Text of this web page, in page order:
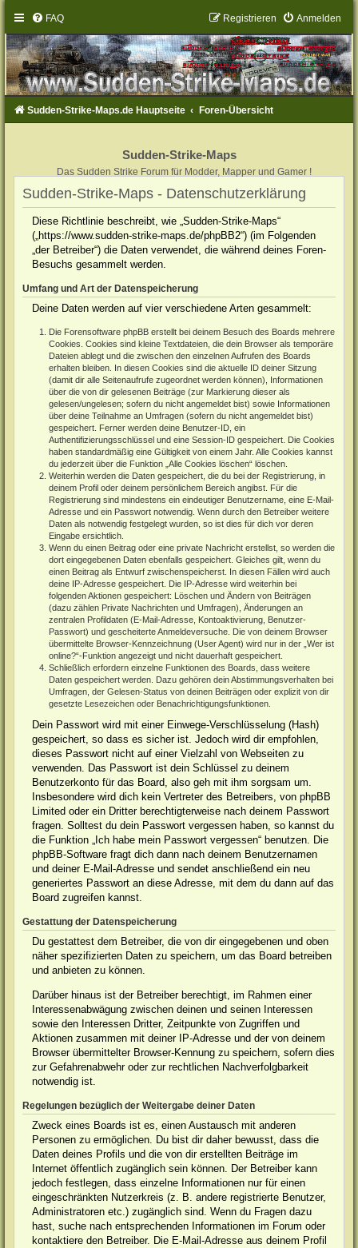
FAQ Anmelden
Registrieren
Sudden-Strike-Maps.de Hauptseite Foren-Übersicht
Sudden-Strike-Maps
Das Sudden Strike Forum für Modder, Mapper und Gamer !
Sudden-Strike-Maps - Datenschutzerklärung
Diese Richtlinie beschreibt, wie „Sudden-Strike-Maps“
(„https://www.sudden-strike-maps.de/phpBB2“) (im Folgenden
„der Betreiber“) die Daten verwendet, die während deines Foren-
Besuchs gesammelt werden.
Umfang und Art der Datenspeicherung
Deine Daten werden auf vier verschiedene Arten gesammelt:
Die Forensoftware phpBB erstellt bei deinem Besuch des Boards mehrere
Cookies. Cookies sind kleine Textdateien, die dein Browser als temporäre
Dateien ablegt und die zwischen den einzelnen Aufrufen des Boards
erhalten bleiben. In diesen Cookies sind die aktuelle ID deiner Sitzung
(damit dir alle Seitenaufrufe zugeordnet werden können), Informationen
über die von dir gelesenen Beiträge (zur Markierung dieser als
gelesen/ungelesen; sofern du nicht angemeldet bist) sowie Informationen
über deine Teilnahme an Umfragen (sofern du nicht angemeldet bist)
gespeichert. Ferner werden deine Benutzer-ID, ein
Authentifizierungsschlüssel und eine Session-ID gespeichert. Die Cookies
haben standardmäßig eine Gültigkeit von einem Jahr. Alle Cookies kannst
du jederzeit über die Funktion „Alle Cookies löschen“ löschen.
Weiterhin werden die Daten gespeichert, die du bei der Registrierung, in
deinem Profil oder deinem persönlichem Bereich angibst. Für die
Registrierung sind mindestens ein eindeutiger Benutzername, eine E-Mail-
Adresse und ein Passwort notwendig. Wenn durch den Betreiber weitere
Daten als notwendig festgelegt wurden, so ist dies für dich vor deren
Eingabe ersichtlich.
Wenn du einen Beitrag oder eine private Nachricht erstellst, so werden die
dort eingegebenen Daten ebenfalls gespeichert. Gleiches gilt, wenn du
einen Beitrag als Entwurf zwischenspeicherst. In diesen Fällen wird auch
deine IP-Adresse gespeichert. Die IP-Adresse wird weiterhin bei
folgenden Aktionen gespeichert: Löschen und Ändern von Beiträgen
(dazu zählen Private Nachrichten und Umfragen), Änderungen an
zentralen Profildaten (E-Mail-Adresse, Kontoaktivierung, Benutzer-
Passwort) und gescheiterte Anmeldeversuche. Die von deinem Browser
übermittelte Browser-Kennzeichnung (User Agent) wird nur in der „Wer ist
online?“-Funktion angezeigt und nicht dauerhaft gespeichert.
Schließlich erfordern einzelne Funktionen des Boards, dass weitere
Daten gespeichert werden. Dazu gehören dein Abstimmungsverhalten bei
Umfragen, der Gelesen-Status von deinen Beiträgen oder explizit von dir
gesetzte Lesezeichen oder Benachrichtigungsfunktionen.
Dein Passwort wird mit einer Einwege-Verschlüsselung (Hash)
gespeichert, so dass es sicher ist. Jedoch wird dir empfohlen,
dieses Passwort nicht auf einer Vielzahl von Webseiten zu
verwenden. Das Passwort ist dein Schlüssel zu deinem
Benutzerkonto für das Board, also geh mit ihm sorgsam um.
Insbesondere wird dich kein Vertreter des Betreibers, von phpBB
Limited oder ein Dritter berechtigterweise nach deinem Passwort
fragen. Solltest du dein Passwort vergessen haben, so kannst du
die Funktion „Ich habe mein Passwort vergessen“ benutzen. Die
phpBB-Software fragt dich dann nach deinem Benutzernamen
und deiner E-Mail-Adresse und sendet anschließend ein neu
generiertes Passwort an diese Adresse, mit dem du dann auf das
Board zugreifen kannst.
Gestattung der Datenspeicherung
Du gestattest dem Betreiber, die von dir eingegebenen und oben
näher spezifizierten Daten zu speichern, um das Board betreiben
und anbieten zu können.
Darüber hinaus ist der Betreiber berechtigt, im Rahmen einer
Interessenabwägung zwischen deinen und seinen Interessen
sowie den Interessen Dritter, Zeitpunkte von Zugriffen und
Aktionen zusammen mit deiner IP-Adresse und der von deinem
Browser übermittelter Browser-Kennung zu speichern, sofern dies
zur Gefahrenabwehr oder zur rechtlichen Nachverfolgbarkeit
notwendig ist.
Regelungen bezüglich der Weitergabe deiner Daten
Zweck eines Boards ist es, einen Austausch mit anderen
Personen zu ermöglichen. Du bist dir daher bewusst, dass die
Daten deines Profils und die von dir erstellten Beiträge im
Internet öffentlich zugänglich sein können. Der Betreiber kann
jedoch festlegen, dass einzelne Informationen nur für einen
eingeschränkten Nutzerkreis (z. B. andere registrierte Benutzer,
Administratoren etc.) zugänglich sind. Wenn du Fragen dazu
hast, suche nach entsprechenden Informationen im Forum oder
kontaktiere den Betreiber. Die E-Mail-Adresse aus deinem Profil